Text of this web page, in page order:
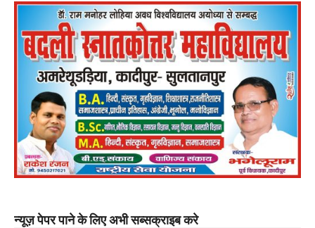
न्यूज़ पेपर पाने के लिए अभी सब्सक्राइब करे